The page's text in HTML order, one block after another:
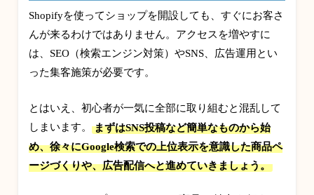
Shopifyを使ってショップを開設しても、すぐにお客さ
んが来るわけではありません。アクセスを増やすに
は、SEO（検索エンジン対策）やSNS、広告運用とい
った集客施策が必要です。
とはいえ、初心者が一気に全部に取り組むと混乱して
しまいます。
まずはSNS投稿など簡単なものから始
め、徐々にGoogle検索での上位表示を意識した商品ペ
ージづくりや、広告配信へと進めていきましょう。